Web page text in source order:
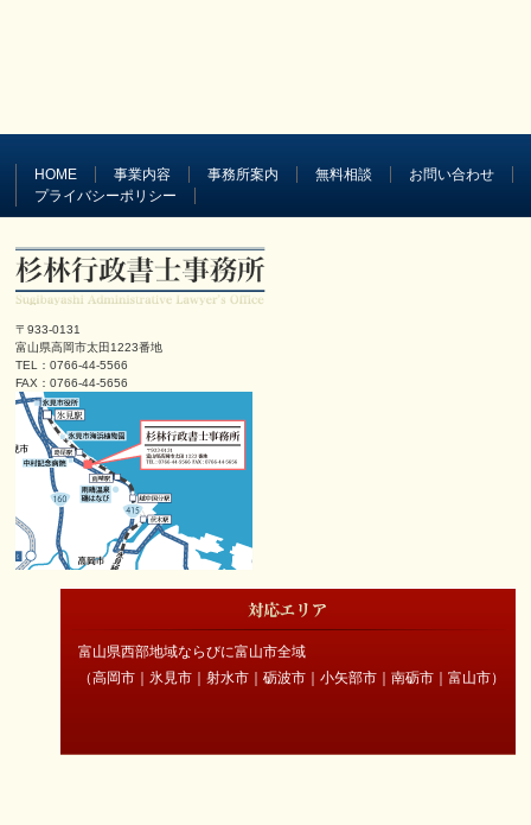
HOME 事業内容 事務所案内 無料相談
お問い合わせ
プライバシーポリシー
〒933-0131
富山県高岡市太田1223番地
TEL：0766-44-5566
FAX：0766-44-5656
富山県西部地域ならびに富山市全域
（高岡市｜氷見市｜射水市｜砺波市｜小矢部市｜南砺市｜富山市）